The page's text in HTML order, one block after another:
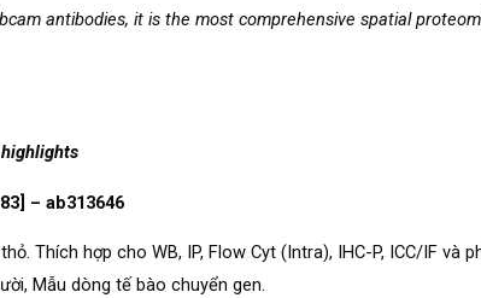
antibodies, it is the most comprehensive spatial
– ab313646
Thích hợp cho WB, IP, Flow Cyt (Intra), IHC-P, ICC/IF
Mẫu dòng tế bào chuyển gen.